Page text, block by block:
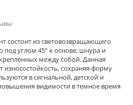
состоит из световозвращающего
под углом 45° к основе, шнура и
между собой. Данная
износостойкость, сохраняя форму
в сигнальной, детской и
видимости в темное время